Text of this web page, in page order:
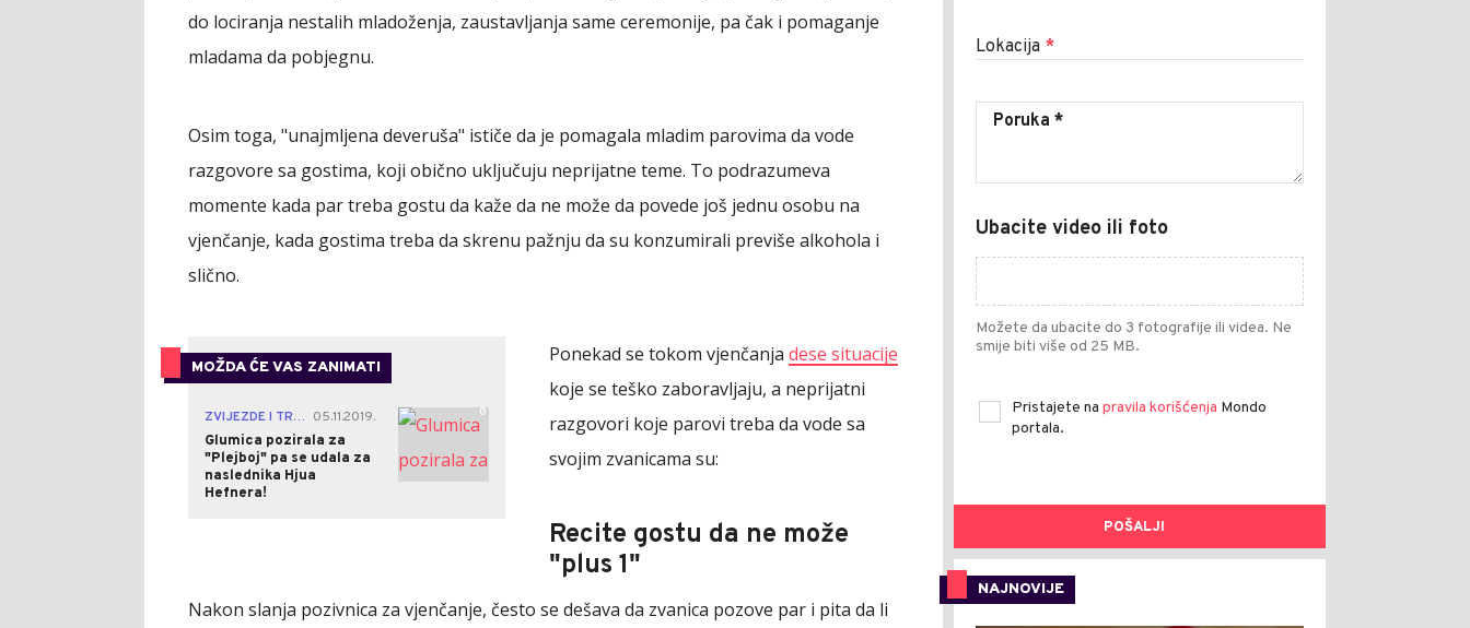
do lociranja nestalih mladoženja, zaustavljanja same ceremonije, pa čak i pomaganje
mladama da pobjegnu.
Osim toga, "unajmljena deveruša" ističe da je pomagala mladim parovima da vode
razgovore sa gostima, koji obično uključuju neprijatne teme. To podrazumeva
momente kada par treba gostu da kaže da ne može da povede još jednu osobu na
vjenčanje, kada gostima treba da skrenu pažnju da su konzumirali previše alkohola i
slično.
MOŽDA ĆE VAS ZANIMATI
ZVIJEZDE I TRAČEVI 05.11.2019.
Glumica pozirala za
"Plejboj" pa se udala za
naslednika Hjua
Hefnera!
0
Ponekad se tokom vjenčanja dese situacije
koje se teško zaboravljaju, a neprijatni
razgovori koje parovi treba da vode sa
svojim zvanicama su:
Recite gostu da ne može
"plus 1"
Nakon slanja pozivnica za vjenčanje, često se dešava da zvanica pozove par i pita da li
Lokacija *
Ubacite video ili foto
Možete da ubacite do 3 fotografije ili videa. Ne
smije biti više od 25 MB.
Pristajete na pravila korišćenja Mondo
portala.
POŠALJI
NAJNOVIJE